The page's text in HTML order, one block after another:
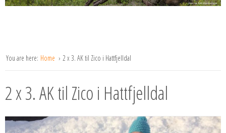
You are here: Home 2 x 3. AK til Zico i Hattfjelldal
2 x 3. AK til Zico i Hattfjelldal